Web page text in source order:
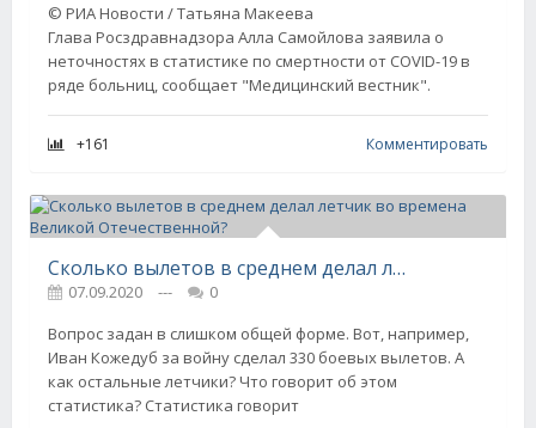
© РИА Новости / Татьяна Макеева
Глава Росздравнадзора Алла Самойлова заявила о
неточностях в статистике по смертности от COVID-19 в
ряде больниц, сообщает "Медицинский вестник".
+161 Комментировать
Сколько вылетов в среднем делал летчик во времена Великой Отечественной?
07.09.2020 ---
0
Вопрос задан в слишком общей форме. Вот, например,
Иван Кожедуб за войну сделал 330 боевых вылетов. А
как остальные летчики? Что говорит об этом
статистика? Статистика говорит